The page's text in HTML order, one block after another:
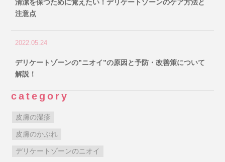
清潔を保つために覚えたい！デリケートゾーンのケア方法と
注意点
2022.05.24
デリケートゾーンの”ニオイ”の原因と予防・改善策について
解説！
category
皮膚の湿疹
皮膚のかぶれ
デリケートゾーンのニオイ